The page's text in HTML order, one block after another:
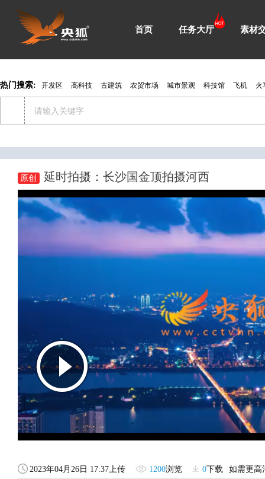
首页 任务大厅 素材
热门搜索: 开发区 高科技 古建筑 农贸市场 城市景观 科技馆 飞机 火
原创 延时拍摄：长沙国金顶拍摄河西
2023年04月26日 17:37上传 1200浏览 0下载 如需更高